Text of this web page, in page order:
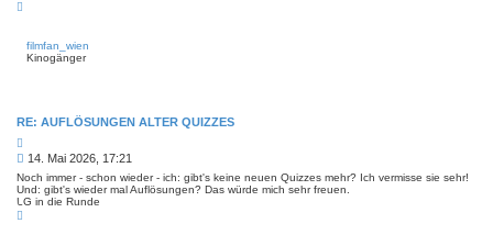
h
o
b
filmfan_wien
Kinogänger
RE: AUFLÖSUNGEN ALTER QUIZZES
i
t
i
e
r
B
e
i
t
14. Mai 2026, 17:21
Noch immer - schon wieder - ich: gibt's keine neuen Quizzes mehr? Ich vermisse sie sehr!
Und: gibt's wieder mal Auflösungen? Das würde mich sehr freuen.
LG in die Runde